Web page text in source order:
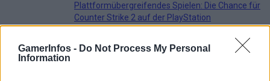
GamerInfos - Do Not Process My Personal
Information
Plattformübergreifendes Spielen: Die Chance für
Counter Strike 2 auf der PlayStation
Vom Ödland auf Ihren Bildschirm: Startdatum der